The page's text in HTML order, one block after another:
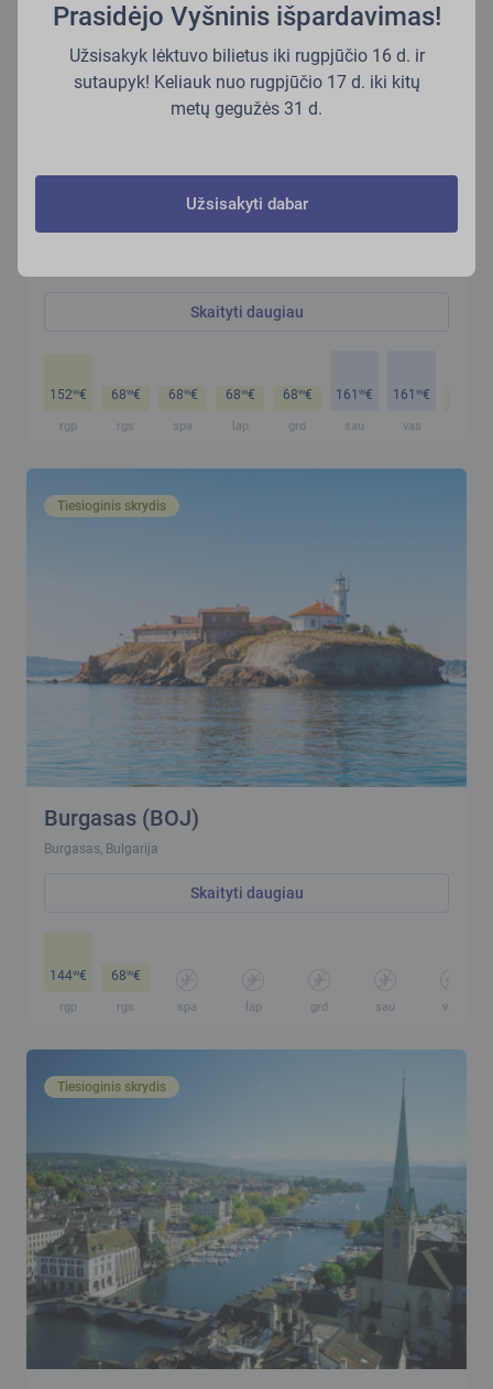
Bukareštas (OTP)
Skaityti daugiau
15299€
rgp
6899€
rgs
6899€
spa
6899€
lap
6899€
grd
161 99€
sau
161 99€
vas
Tiesioginis skrydis
Burgasas (BOJ)
Burgasas, Bulgarija
Skaityti daugiau
14499€
rgp
6899€
rgs spa lap grd sau vas
Tiesioginis skrydis
Prasidėjo Vyšninis išpardavimas!
Užsisakyk lėktuvo bilietus iki rugpjūčio 16 d. ir
sutaupyk! Keliauk nuo rugpjūčio 17 d. iki kitų
metų gegužės 31 d.
Užsisakyti dabar